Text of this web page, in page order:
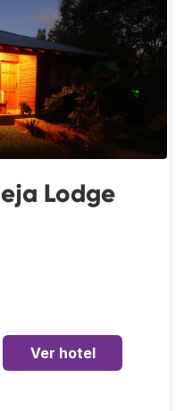
Lodge
Ver hotel